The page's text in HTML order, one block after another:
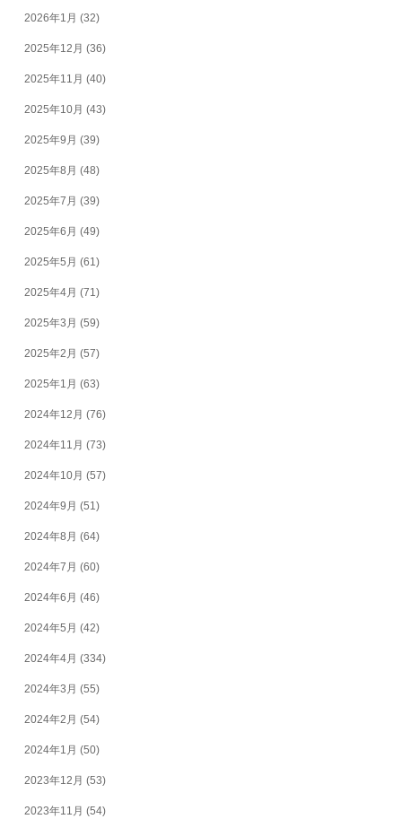
2026年1月 (32)
2025年12月 (36)
2025年11月 (40)
2025年10月 (43)
2025年9月 (39)
2025年8月 (48)
2025年7月 (39)
2025年6月 (49)
2025年5月 (61)
2025年4月 (71)
2025年3月 (59)
2025年2月 (57)
2025年1月 (63)
2024年12月 (76)
2024年11月 (73)
2024年10月 (57)
2024年9月 (51)
2024年8月 (64)
2024年7月 (60)
2024年6月 (46)
2024年5月 (42)
2024年4月 (334)
2024年3月 (55)
2024年2月 (54)
2024年1月 (50)
2023年12月 (53)
2023年11月 (54)